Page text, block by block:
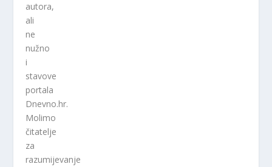
autora,
ali
ne
nužno
i
stavove
portala
Dnevno.hr.
Molimo
čitatelje
za
razumijevanje